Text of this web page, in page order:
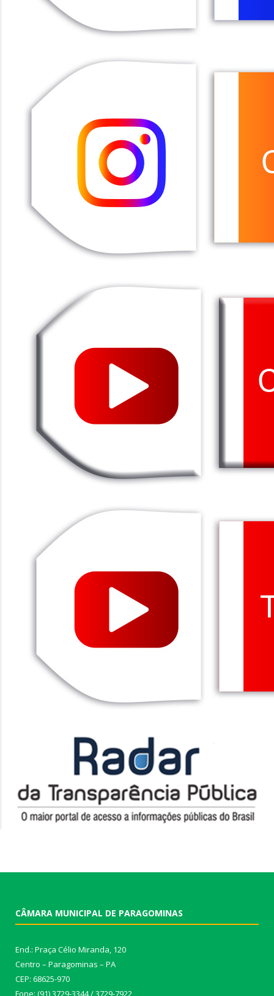
CÂMARA MUNICIPAL DE PARAGOMINAS
End.: Praça Célio Miranda, 120
Centro – Paragominas – PA
CEP: 68625-970
Fone: (91) 3729-3344 / 3729-7922